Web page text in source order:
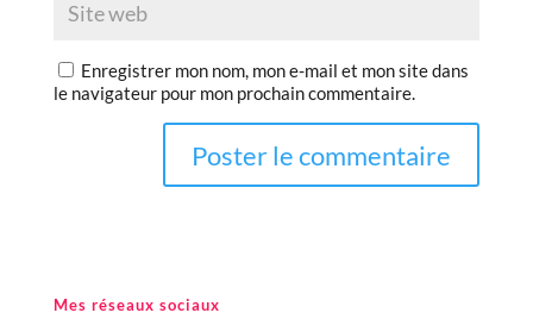
Enregistrer mon nom, mon e-mail et mon site dans
le navigateur pour mon prochain commentaire.
Mes réseaux sociaux